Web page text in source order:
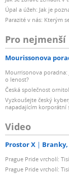
Úpal a úžeh: Jak je
Parazité v nás: Kterým
Pro nejmenší
Mourissonova
Mourrisonova poradna:
o lenost?
Česká společnost
Vyzkoušejte český
napadajícím korporátní
Video
Prostor X
Prague Pride vrcholí:
Prague Pride vrcholí: